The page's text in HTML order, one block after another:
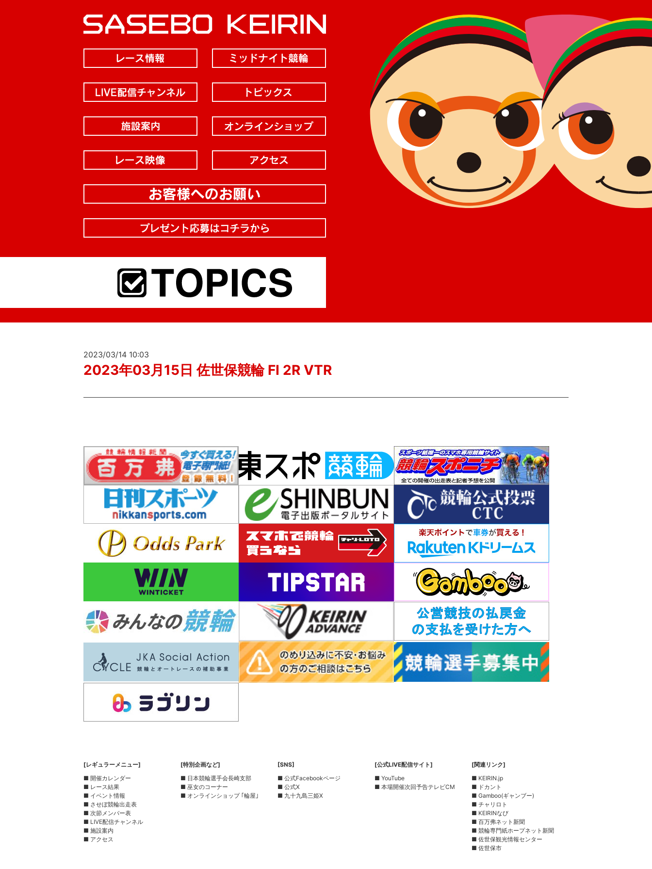
2023/03/14 10:03
2023年03月15日 佐世保競輪 FI 2R VTR
[レギュラーメニュー]
■ 開催カレンダー
■ レース結果
■ イベント情報
■ させぼ競輪出走表
■ 次節メンバー表
■ LIVE配信チャンネル
■ 施設案内
■ アクセス
[特別企画など]
■ 日本競輪選手会長崎支部
■ 巫女のコーナー
■ オンラインショップ ｢輪屋｣
[SNS]
■ 公式Facebookページ
■ 公式X
■ 九十九島三姫X
[公式LIVE配信サイト]
■ YouTube
■ 本場開催次回予告テレビCM
[関連リンク]
■ KEIRIN.jp
■ ドカント
■ Gamboo(ギャンブー)
■ チャリロト
■ KEIRINなび
■ 百万弗ネット新聞
■ 競輪専門紙ホープネット新聞
■ 佐世保観光情報センター
■ 佐世保市